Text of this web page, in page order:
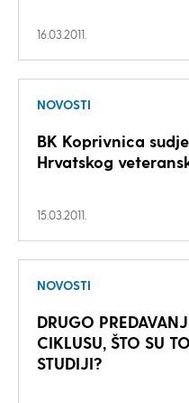
16.03.2011.
NOVOSTI
BK Koprivnica
Hrvatskog
15.03.2011.
NOVOSTI
DRUGO
CIKLUSU, ŠTO SU
STUDIJI?